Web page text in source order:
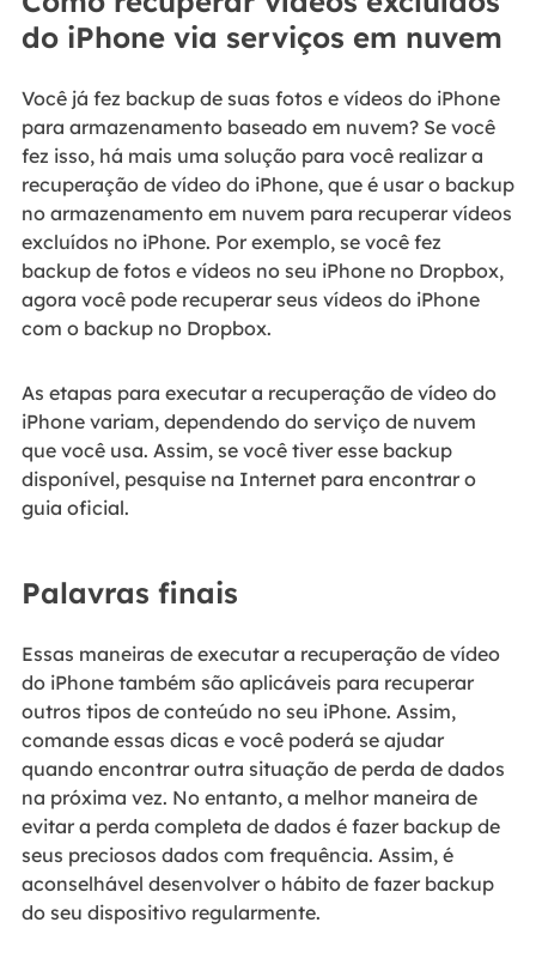
do iPhone via serviços em nuvem
Você já fez backup de suas fotos e vídeos do iPhone
para armazenamento baseado em nuvem? Se você
fez isso, há mais uma solução para você realizar a
recuperação de vídeo do iPhone, que é usar o backup
no armazenamento em nuvem para recuperar vídeos
excluídos no iPhone. Por exemplo, se você fez
backup de fotos e vídeos no seu iPhone no Dropbox,
agora você pode recuperar seus vídeos do iPhone
com o backup no Dropbox.
As etapas para executar a recuperação de vídeo do
iPhone variam, dependendo do serviço de nuvem
que você usa. Assim, se você tiver esse backup
disponível, pesquise na Internet para encontrar o
guia oficial.
Palavras finais
Essas maneiras de executar a recuperação de vídeo
do iPhone também são aplicáveis para recuperar
outros tipos de conteúdo no seu iPhone. Assim,
comande essas dicas e você poderá se ajudar
quando encontrar outra situação de perda de dados
na próxima vez. No entanto, a melhor maneira de
evitar a perda completa de dados é fazer backup de
seus preciosos dados com frequência. Assim, é
aconselhável desenvolver o hábito de fazer backup
do seu dispositivo regularmente.